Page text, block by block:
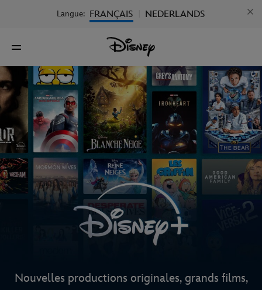
Langue: FRANÇAIS NEDERLANDS
Nouvelles productions originales, grands films,